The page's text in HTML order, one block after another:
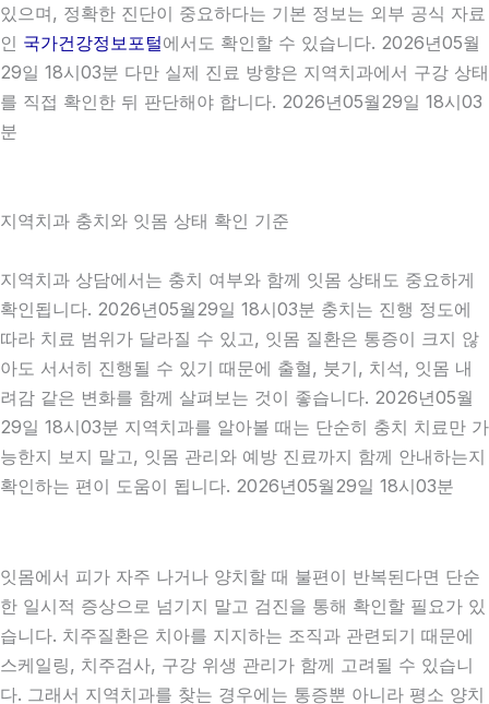
있으며, 정확한 진단이 중요하다는 기본 정보는 외부 공식 자료
인 국가건강정보포털에서도 확인할 수 있습니다. 2026년05월
29일 18시03분 다만 실제 진료 방향은 지역치과에서 구강 상태
를 직접 확인한 뒤 판단해야 합니다. 2026년05월29일 18시03
분
지역치과 충치와 잇몸 상태 확인 기준
지역치과 상담에서는 충치 여부와 함께 잇몸 상태도 중요하게
확인됩니다. 2026년05월29일 18시03분 충치는 진행 정도에
따라 치료 범위가 달라질 수 있고, 잇몸 질환은 통증이 크지 않
아도 서서히 진행될 수 있기 때문에 출혈, 붓기, 치석, 잇몸 내
려감 같은 변화를 함께 살펴보는 것이 좋습니다. 2026년05월
29일 18시03분 지역치과를 알아볼 때는 단순히 충치 치료만 가
능한지 보지 말고, 잇몸 관리와 예방 진료까지 함께 안내하는지
확인하는 편이 도움이 됩니다. 2026년05월29일 18시03분
잇몸에서 피가 자주 나거나 양치할 때 불편이 반복된다면 단순
한 일시적 증상으로 넘기지 말고 검진을 통해 확인할 필요가 있
습니다. 치주질환은 치아를 지지하는 조직과 관련되기 때문에
스케일링, 치주검사, 구강 위생 관리가 함께 고려될 수 있습니
다. 그래서 지역치과를 찾는 경우에는 통증뿐 아니라 평소 양치